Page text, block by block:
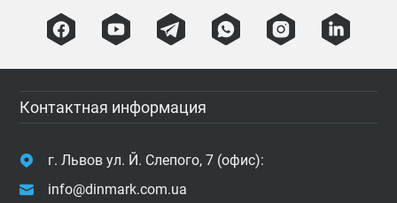
Контактная информация
г. Львов ул. Й. Слепого, 7 (офис):
info@dinmark.com.ua